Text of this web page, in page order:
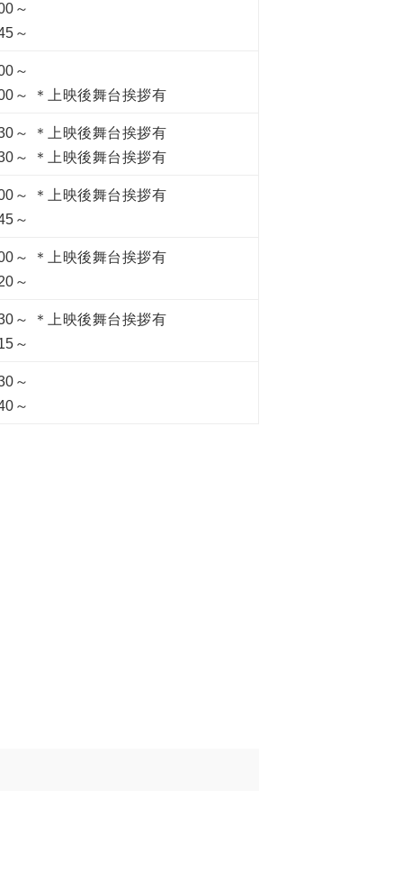
～
～
～
～ ＊上映後舞台挨拶有
～ ＊上映後舞台挨拶有
～ ＊上映後舞台挨拶有
～ ＊上映後舞台挨拶有
～
～ ＊上映後舞台挨拶有
～
～ ＊上映後舞台挨拶有
～
～
～